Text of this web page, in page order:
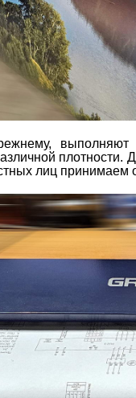
выполняют
плотности.
лиц принимаем